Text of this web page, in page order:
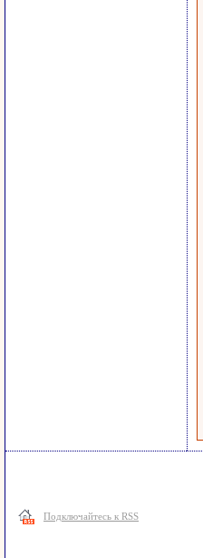
Подключайтесь к RSS